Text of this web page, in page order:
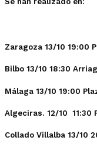
Zaragoza 13/10 19:00
Bilbo 13/10 18:30 Arriag
Málaga 13/10 19:00
Algeciras. 12/10 11:30
Collado Villalba 13/10